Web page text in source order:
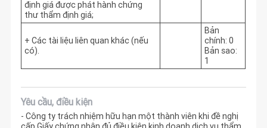
định giá được phát hành chứng
thư thẩm định giá;
+ Các tài liệu liên quan khác (nếu
có).
Bản
chính: 0
Bản sao:
1
Yêu cầu, điều kiện
- Công ty trách nhiệm hữu hạn một thành viên khi đề nghị